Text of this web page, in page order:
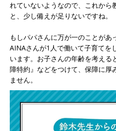
れていないようなので、これから
と、少し備えが足りないですね。
もしパパさんに万が一のことがあ
AINAさんが1人で働いて子育てを
います。お子さんの年齢を考え
障特約』などをつけて、保障に厚
ません。